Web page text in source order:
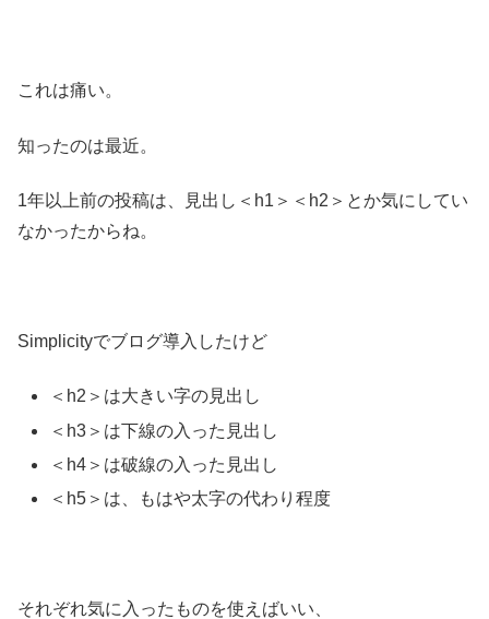
これは痛い。
知ったのは最近。
1年以上前の投稿は、見出し＜h1＞＜h2＞とか気にしてい
なかったからね。
Simplicityでブログ導入したけど
＜h2＞は大きい字の見出し
＜h3＞は下線の入った見出し
＜h4＞は破線の入った見出し
＜h5＞は、もはや太字の代わり程度
それぞれ気に入ったものを使えばいい、